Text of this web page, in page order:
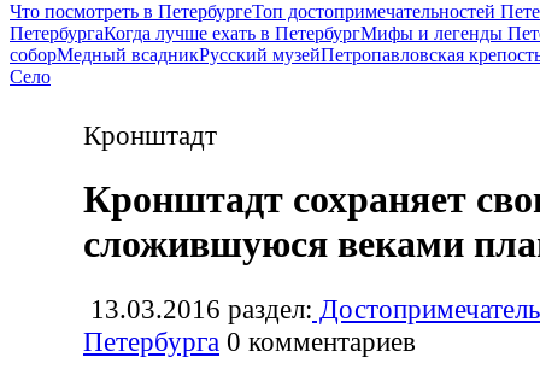
Что посмотреть в ПетербургеТоп достопримечательностей
ПетербургаКогда лучше ехать в ПетербургМифы и легенды
соборМедный всадникРусский музейПетропавловская
Село
Кронштадт
Кронштадт сохраняет
сложившуюся веками
13.03.2016 раздел:
Петербурга 0 комментариев